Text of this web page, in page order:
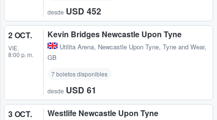
desde USD 452
2 OCT.
VIE.
8:00 p. m.
Kevin Bridges Newcastle Upon Tyne
Utilita Arena, Newcastle Upon Tyne, Tyne and Wear,
GB
7 boletos disponibles
desde USD 61
3 OCT. Westlife Newcastle Upon Tyne